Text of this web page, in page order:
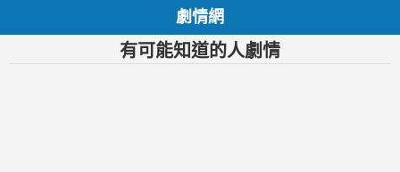
劇情網
有可能知道的人劇情